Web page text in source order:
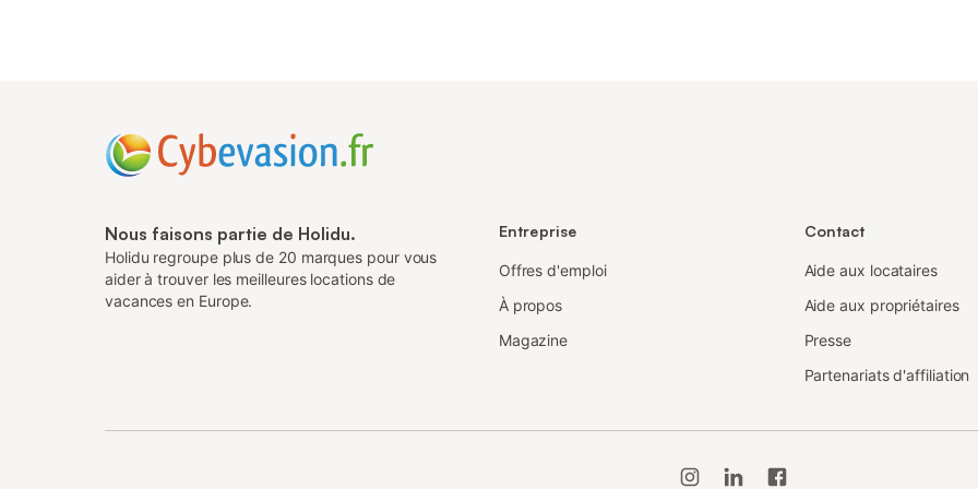
Nous faisons partie de Holidu.
Holidu regroupe plus de 20 marques pour vous
aider à trouver les meilleures locations de
vacances en Europe.
Entreprise
Offres d'emploi
À propos
Magazine
Contact
Aide aux locataires
Aide aux propriétaires
Presse
Partenariats d'affiliation